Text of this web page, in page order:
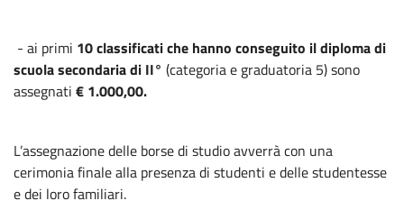
- ai primi 10 classificati che hanno conseguito il diploma di
scuola secondaria di II° (categoria e graduatoria 5) sono
assegnati € 1.000,00.
L’assegnazione delle borse di studio avverrà con una
cerimonia finale alla presenza di studenti e delle studentesse
e dei loro familiari.